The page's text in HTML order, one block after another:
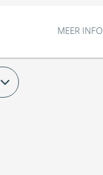
MEER INFO